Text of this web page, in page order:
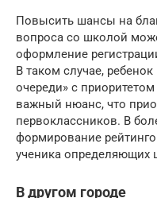
Повысить шансы на
вопроса со школой
оформление
В таком случае,
очереди» с
важный нюанс, что
первоклассников. В
формирование
ученика определяющих
В другом городе